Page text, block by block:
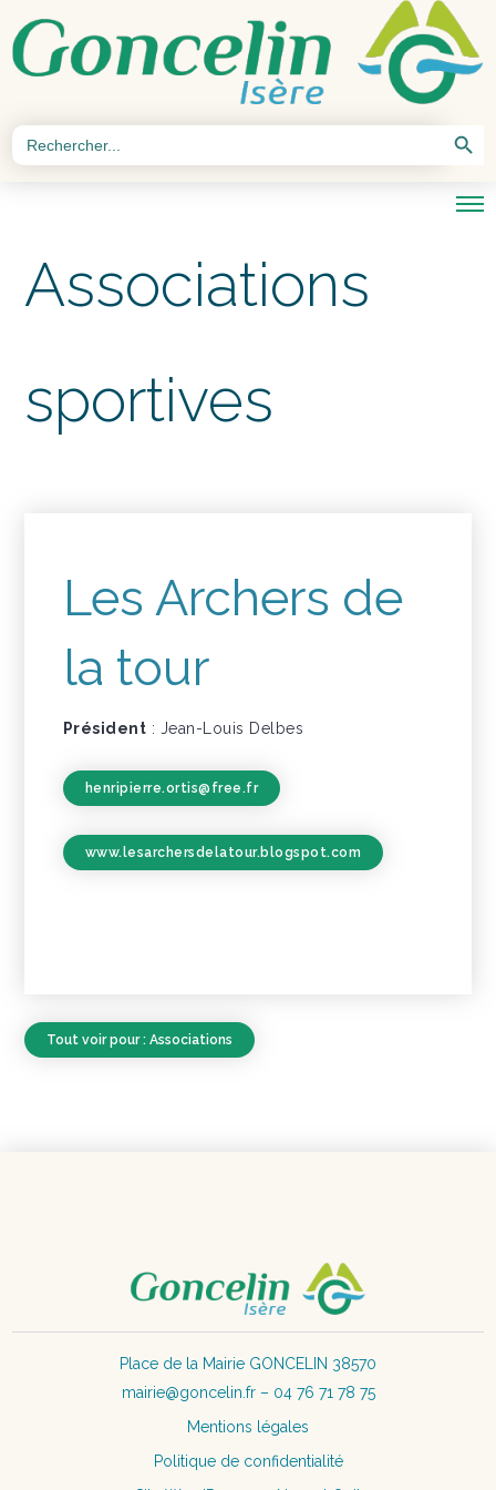
Search
for:
Search Button
Associations
sportives
Les Archers de
la tour
Président : Jean-Louis Delbes
henripierre.ortis@free.fr
www.lesarchersdelatour.blogspot.com
Tout voir pour : Associations
Place de la Mairie GONCELIN 38570
mairie@goncelin.fr – 04 76 71 78 75
Mentions légales
Politique de confidentialité